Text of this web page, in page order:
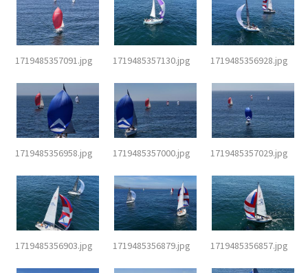
1719485357091.jpg 1719485357130.jpg 1719485356928.jpg
1719485356958.jpg 1719485357000.jpg 1719485357029.jpg
1719485356903.jpg 1719485356879.jpg 1719485356857.jpg